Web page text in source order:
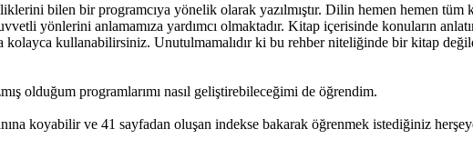
bilen bir programcıya yönelik olarak yazılmıştır. Dilin hemen hemen tüm
yönlerini anlamamıza yardımcı olmaktadır. Kitap içerisinde konuların
kolayca kullanabilirsiniz. Unutulmamalıdır ki bu rehber niteliğinde bir kitap
olduğum programlarımı nasıl geliştirebileceğimi de öğrendim.
koyabilir ve 41 sayfadan oluşan indekse bakarak öğrenmek istediğiniz